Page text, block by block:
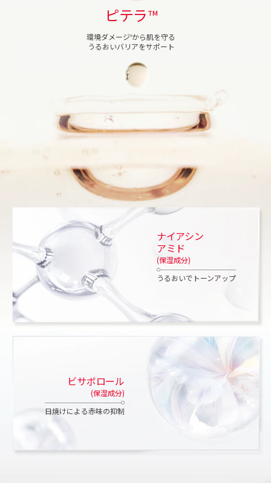
ピテラ TM
環境ダメージXから肌を守る
うるおいバリアをサポート
ナイアシン
アミド
(保湿成分)
うるおいでトーンアップ
ビサボロール
(保湿成分)
日焼けによる赤味の抑制